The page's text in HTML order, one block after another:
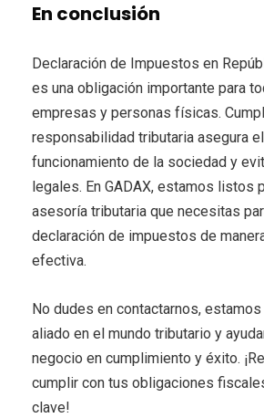
En conclusión
Declaración de Impuestos en
es una obligación importante para
empresas y personas físicas.
responsabilidad tributaria asegura
funcionamiento de la sociedad y
legales. En GADAX, estamos listos
asesoría tributaria que necesitas
declaración de impuestos de
efectiva.
No dudes en contactarnos,
aliado en el mundo tributario y
negocio en cumplimiento y éxito.
cumplir con tus obligaciones
clave!